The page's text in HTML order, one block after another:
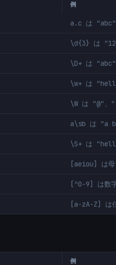
例
a.c は "abc"
\d{3} は
\D+ は "abc"
\w+ は
\W は "@"、
a\sb は "a
\S+ は
[aeiou] は母
[^0-9] は数
[a-zA-Z] は
例